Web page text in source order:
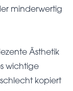
minderwertig
Ästhetik
wichtige
kopiert